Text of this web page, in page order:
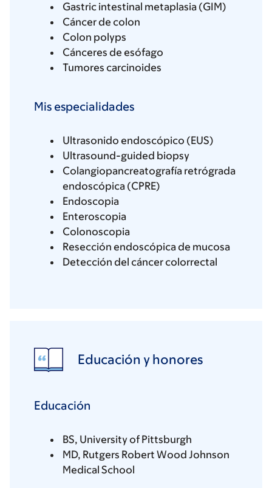
Gastric intestinal metaplasia (GIM)
Cáncer de colon
Colon polyps
Cánceres de esófago
Tumores carcinoides
Mis especialidades
Ultrasonido endoscópico (EUS)
Ultrasound-guided biopsy
Colangiopancreatografía retrógrada
endoscópica (CPRE)
Endoscopia
Enteroscopia
Colonoscopia
Resección endoscópica de mucosa
Detección del cáncer colorrectal
Educación y honores
Educación
BS, University of Pittsburgh
MD, Rutgers Robert Wood Johnson
Medical School